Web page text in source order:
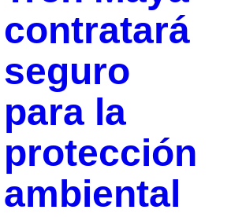
contratará
seguro
para la
protección
ambiental